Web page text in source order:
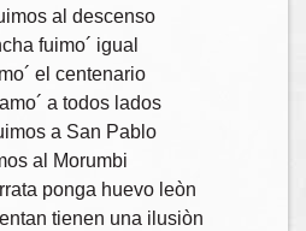
al descenso
fuimo´ igual
el centenario
a todos lados
a San Pablo
al Morumbi
ponga huevo leòn
tienen una ilusiòn